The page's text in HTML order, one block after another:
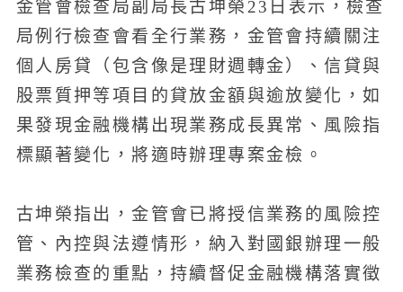
金管會檢查局副局長古坤榮23日表示，檢查
局例行檢查會看全行業務，金管會持續關注
個人房貸（包含像是理財週轉金）、信貸與
股票質押等項目的貸放金額與逾放變化，如
果發現金融機構出現業務成長異常、風險指
標顯著變化，將適時辦理專案金檢。
古坤榮指出，金管會已將授信業務的風險控
管、內控與法遵情形，納入對國銀辦理一般
業務檢查的重點，持續督促金融機構落實徵